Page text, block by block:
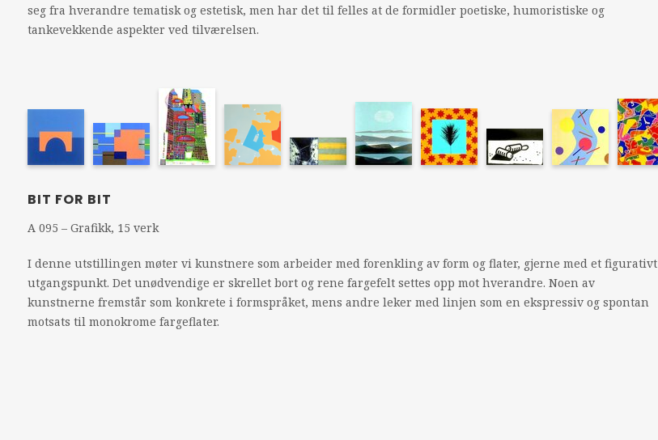
seg fra hverandre tematisk og estetisk, men har det til felles at de formidler poetiske, humoristiske og
tankevekkende aspekter ved tilværelsen.
BIT FOR BIT
A 095 – Grafikk, 15 verk
I denne utstillingen møter vi kunstnere som arbeider med forenkling av form og flater, gjerne med et figurativt
utgangspunkt. Det unødvendige er skrellet bort og rene fargefelt settes opp mot hverandre. Noen av
kunstnerne fremstår som konkrete i formspråket, mens andre leker med linjen som en ekspressiv og spontan
motsats til monokrome fargeflater.